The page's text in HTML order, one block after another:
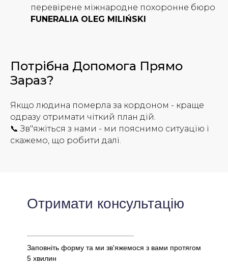
перевірене міжнародне похоронне бюро
FUNERALIA OLEG MILIŃSKI
Потрібна Допомога Прямо
Зараз?
Якщо людина померла за кордоном - краще
одразу отримати чіткий план дій.
📞 Зв"яжіться з нами - ми пояснимо ситуацію і
скажемо, що робити далі.
Заповніть форму та ми зв'яжемося з вами протягом
5 хвилин
Отримати консультацію